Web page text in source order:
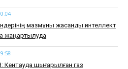
мазмұны жасанды интеллект
жаңартылуда
Кентауда шығарылған газ